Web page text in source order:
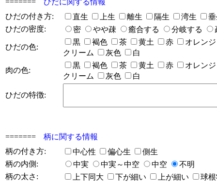
======= ひだに関する情報
ひだの付き方:
直生 上生 離生 隔生 湾生
ひだの密度:
密 やや疎 癒合する 分岐する
ひだの色:
黒 褐色 茶 黄土 赤
オレン
クリーム
灰色 白
肉の色:
黒 褐色 茶 黄土 赤
オレン
クリーム
灰色 白
ひだの特徴:
======= 柄に関する情報
柄の付き方:
中心性 偏心生
側生
柄の内側:
中実 中実～中空 中空
不明
柄の太さ:
上下同大 下が細い 上が細い
球